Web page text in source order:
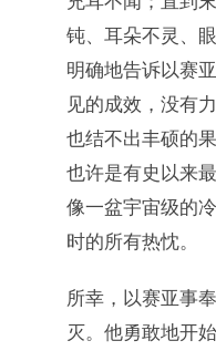
钝、耳朵不灵、
明确地告诉以赛
见的成效，没有
也结不出丰硕的
也许是有史以来
像一盆宇宙级的
时的所有热忱。
所幸，以赛亚事
灭。他勇敢地开